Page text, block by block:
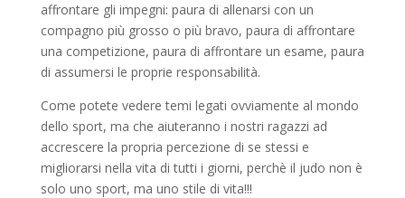
affrontare gli impegni: paura di allenarsi con un
compagno più grosso o più bravo, paura di affrontare
una competizione, paura di affrontare un esame, paura
di assumersi le proprie responsabilità.
Come potete vedere temi legati ovviamente al mondo
dello sport, ma che aiuteranno i nostri ragazzi ad
accrescere la propria percezione di se stessi e
migliorarsi nella vita di tutti i giorni, perchè il judo non è
solo uno sport, ma uno stile di vita!!!